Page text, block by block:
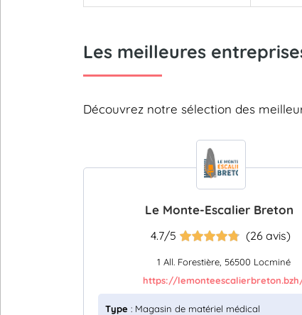
Les meilleures
Découvrez notre sélection des
Le Monte-Escalier Breton
4.7/5 (26 avis)
1 All. Forestière, 56500 Locminé
https://
Type : Magasin de matériel médical